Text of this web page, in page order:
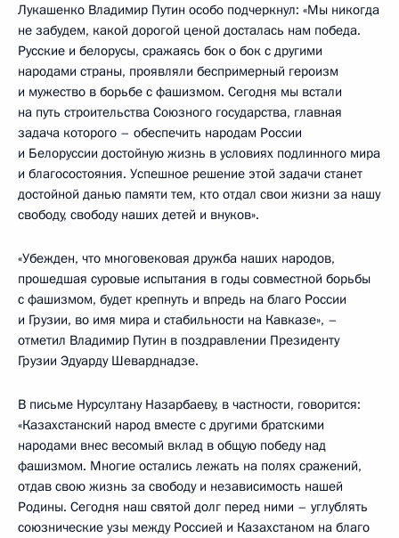
Лукашенко Владимир Путин особо подчеркнул: «Мы никогда
не забудем, какой дорогой ценой досталась нам победа.
Русские и белорусы, сражаясь бок о бок с другими
народами страны, проявляли беспримерный героизм
и мужество в борьбе с фашизмом. Сегодня мы встали
на путь строительства Союзного государства, главная
задача которого – обеспечить народам России
и Белоруссии достойную жизнь в условиях подлинного мира
и благосостояния. Успешное решение этой задачи станет
достойной данью памяти тем, кто отдал свои жизни за нашу
свободу, свободу наших детей и внуков».
«Убежден, что многовековая дружба наших народов,
прошедшая суровые испытания в годы совместной борьбы
с фашизмом, будет крепнуть и впредь на благо России
и Грузии, во имя мира и стабильности на Кавказе», –
отметил Владимир Путин в поздравлении Президенту
Грузии Эдуарду Шеварднадзе.
В письме Нурсултану Назарбаеву, в частности, говорится:
«Казахстанский народ вместе с другими братскими
народами внес весомый вклад в общую победу над
фашизмом. Многие остались лежать на полях сражений,
отдав свою жизнь за свободу и независимость нашей
Родины. Сегодня наш святой долг перед ними – углублять
союзнические узы между Россией и Казахстаном на благо